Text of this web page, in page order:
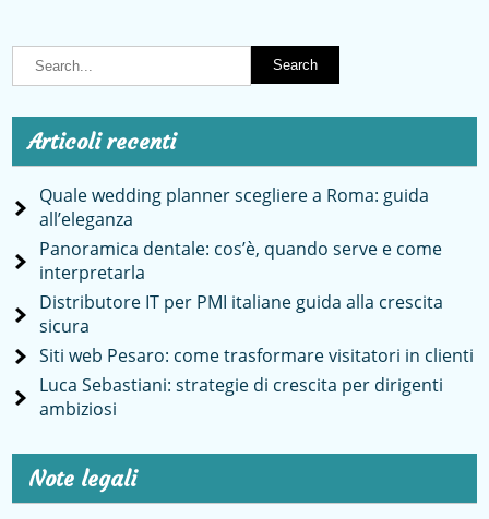
Articoli recenti
Quale wedding planner scegliere a Roma: guida
all’eleganza
Panoramica dentale: cos’è, quando serve e come
interpretarla
Distributore IT per PMI italiane guida alla crescita
sicura
Siti web Pesaro: come trasformare visitatori in clienti
Luca Sebastiani: strategie di crescita per dirigenti
ambiziosi
Note legali